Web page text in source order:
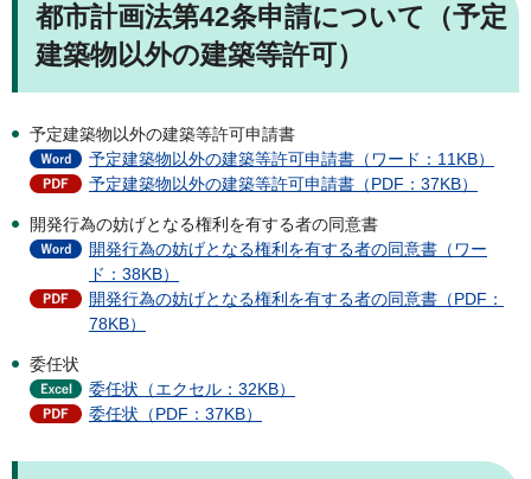
都市計画法第42条申請について（予定
建築物以外の建築等許可）
予定建築物以外の建築等許可申請書
予定建築物以外の建築等許可申請書（ワード：11KB）
予定建築物以外の建築等許可申請書（PDF：37KB）
開発行為の妨げとなる権利を有する者の同意書
開発行為の妨げとなる権利を有する者の同意書（ワー
ド：38KB）
開発行為の妨げとなる権利を有する者の同意書（PDF：
78KB）
委任状
委任状（エクセル：32KB）
委任状（PDF：37KB）